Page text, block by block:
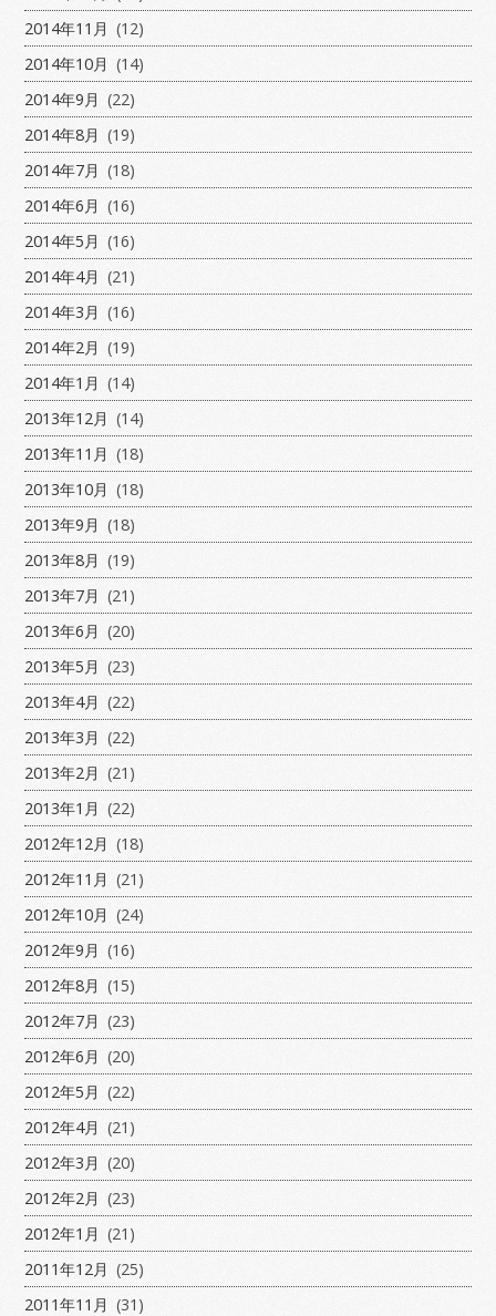
2014年11月 (12)
2014年10月 (14)
2014年9月 (22)
2014年8月 (19)
2014年7月 (18)
2014年6月 (16)
2014年5月 (16)
2014年4月 (21)
2014年3月 (16)
2014年2月 (19)
2014年1月 (14)
2013年12月 (14)
2013年11月 (18)
2013年10月 (18)
2013年9月 (18)
2013年8月 (19)
2013年7月 (21)
2013年6月 (20)
2013年5月 (23)
2013年4月 (22)
2013年3月 (22)
2013年2月 (21)
2013年1月 (22)
2012年12月 (18)
2012年11月 (21)
2012年10月 (24)
2012年9月 (16)
2012年8月 (15)
2012年7月 (23)
2012年6月 (20)
2012年5月 (22)
2012年4月 (21)
2012年3月 (20)
2012年2月 (23)
2012年1月 (21)
2011年12月 (25)
2011年11月 (31)